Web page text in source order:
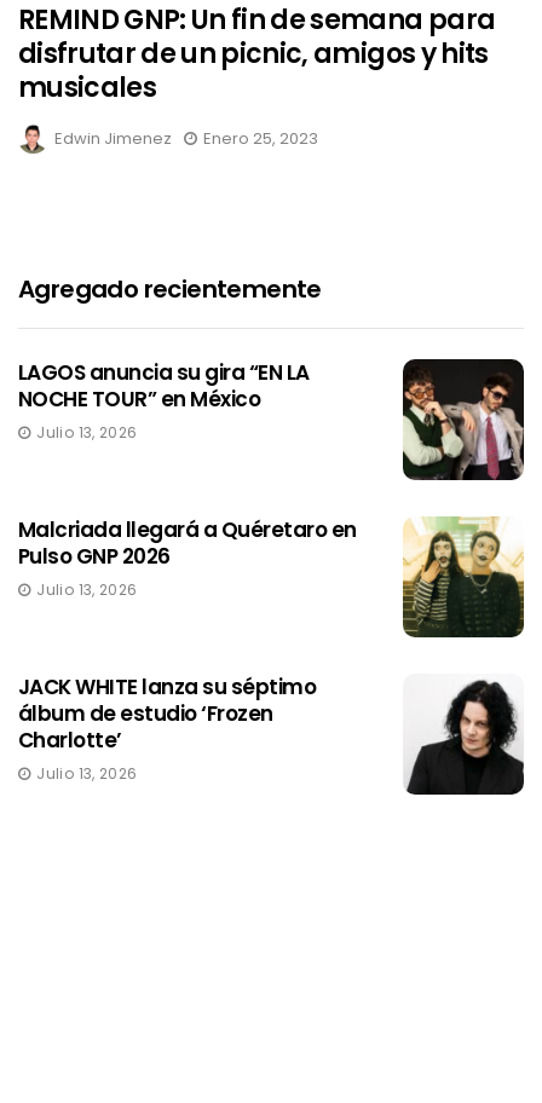
REMIND GNP: Un fin de semana para
disfrutar de un picnic, amigos y hits
musicales
Edwin Jimenez Enero 25, 2023
Agregado recientemente
LAGOS anuncia su gira “EN LA
NOCHE TOUR” en México
Julio 13, 2026
Malcriada llegará a Quéretaro en
Pulso GNP 2026
Julio 13, 2026
JACK WHITE lanza su séptimo
álbum de estudio ‘Frozen
Charlotte’
Julio 13, 2026